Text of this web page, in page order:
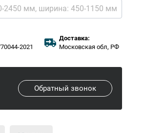
2450 мм, ширина: 450-1150 мм
2021
Доставка:
Московская обл, РФ
Обратный звонок